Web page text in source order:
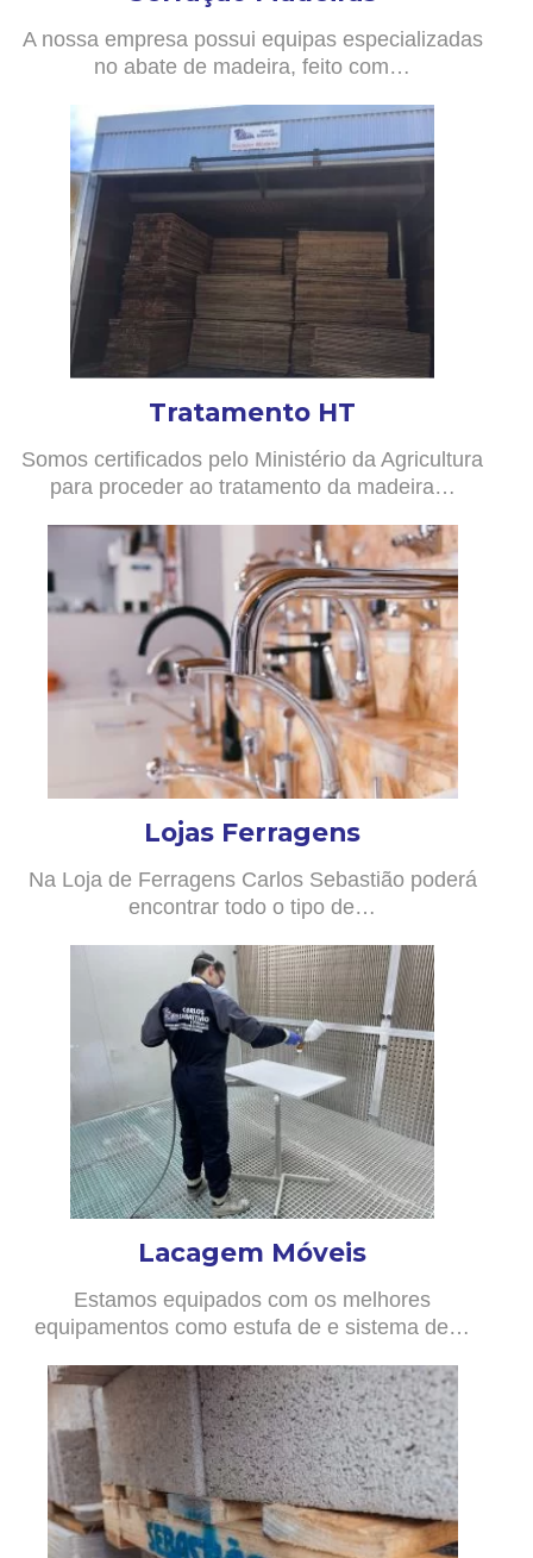
A nossa empresa possui equipas especializadas
no abate de madeira, feito com…
Tratamento HT
Somos certificados pelo Ministério da Agricultura
para proceder ao tratamento da madeira…
Lojas Ferragens
Na Loja de Ferragens Carlos Sebastião poderá
encontrar todo o tipo de…
Lacagem Móveis
Estamos equipados com os melhores
equipamentos como estufa de e sistema de…